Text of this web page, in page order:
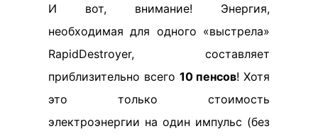
И вот, внимание! Энергия,
необходимая для одного «выстрела»
RapidDestroyer, составляет
приблизительно всего 10 пенсов! Хотя
это только стоимость
электроэнергии на один импульс (без